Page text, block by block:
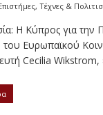
Τέχνες &
Η Κύπρος για την
Ευρωπαϊκού
Cecilia Wikstrom,